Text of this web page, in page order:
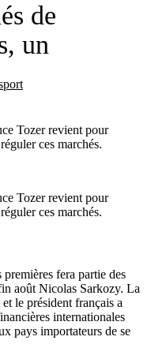
de
un
Tozer revient pour
ces marchés.
Tozer revient pour
ces marchés.
fera partie des
août Nicolas Sarkozy. La
le président français a
internationales
pays importateurs de se